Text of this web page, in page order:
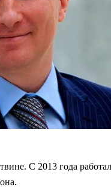
С 2013 года